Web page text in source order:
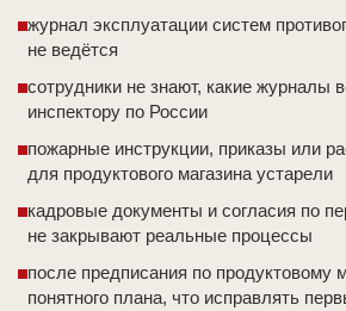
журнал эксплуатации систем
не ведётся
сотрудники не знают, какие журналы
инспектору по России
пожарные инструкции, приказы или
для продуктового магазина устарели
кадровые документы и согласия по
не закрывают реальные процессы
после предписания по продуктовому
понятного плана, что исправлять